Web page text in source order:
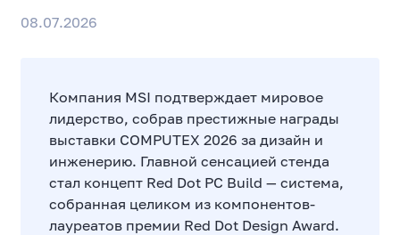
08.07.2026
Компания MSI подтверждает мировое
лидерство, собрав престижные награды
выставки COMPUTEX 2026 за дизайн и
инженерию. Главной сенсацией стенда
стал концепт Red Dot PC Build — система,
собранная целиком из компонентов-
лауреатов премии Red Dot Design Award.